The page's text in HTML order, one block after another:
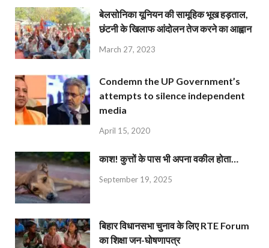
बेलसोनिका यूनियन की सामूहिक भूख हड़ताल,
छंटनी के खिलाफ आंदोलन तेज करने का आह्वान
March 27, 2023
Condemn the UP Government’s
attempts to silence independent
media
April 15, 2020
काश! कुत्तों के पास भी अपना वकील होता…
September 19, 2025
बिहार विधानसभा चुनाव के लिए RTE Forum
का शिक्षा जन-घोषणापत्र